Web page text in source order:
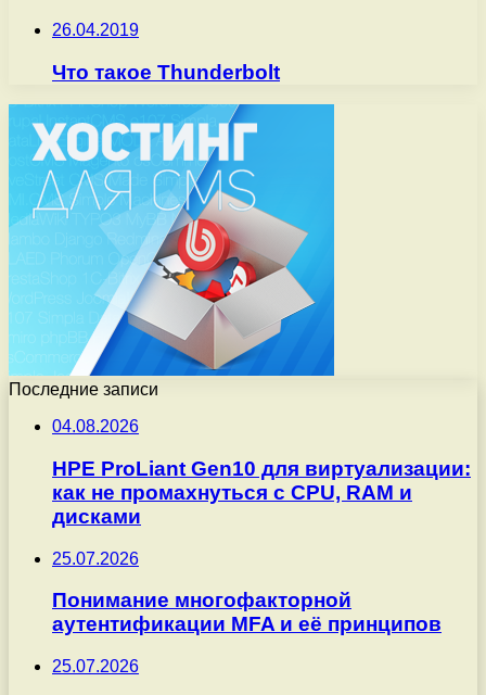
26.04.2019
Что такое Thunderbolt
Последние записи
04.08.2026
HPE ProLiant Gen10 для виртуализации:
как не промахнуться с CPU, RAM и
дисками
25.07.2026
Понимание многофакторной
аутентификации MFA и её принципов
25.07.2026